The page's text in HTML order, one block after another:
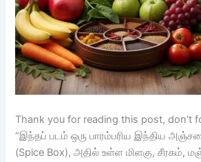
Thank you for reading this post, don't
“இந்தப் படம் ஒரு பாரம்பரிய இந்திய
(Spice Box), அதில் உள்ள மிளகு, சீரகம்,